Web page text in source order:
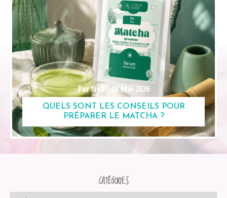
Par Nell -08 Mai 2026
QUELS SONT LES CONSEILS POUR
PRÉPARER LE MATCHA ?
CATÉGORIES